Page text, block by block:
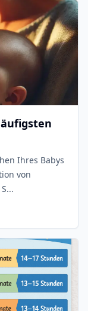
Ihres Babys
von